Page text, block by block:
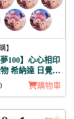
】
100】心心相印
希納達 日覺
購物車